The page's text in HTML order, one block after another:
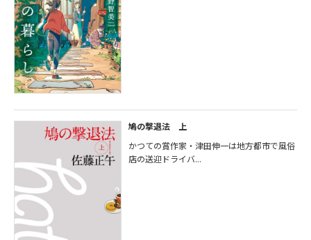
鳩の撃退法 上
かつての賞作家・津田伸一は地方都市で風俗
店の送迎ドライバ...